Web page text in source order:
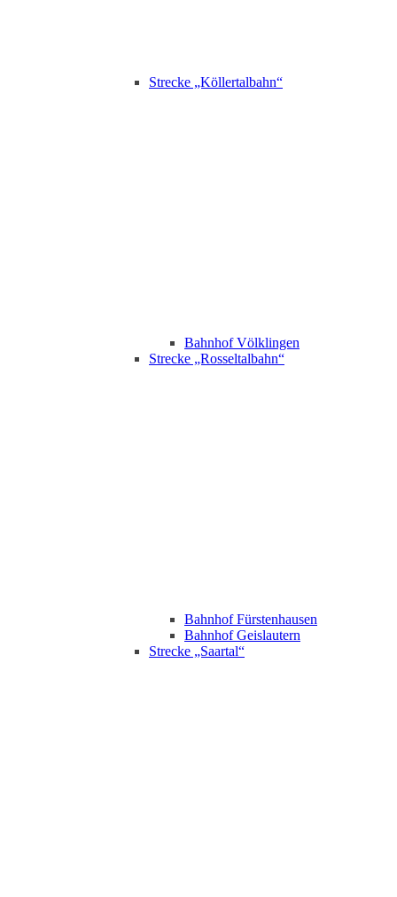
Strecke „Köllertalbahn“
Bahnhof Völklingen
Strecke „Rosseltalbahn“
Bahnhof Fürstenhausen
Bahnhof Geislautern
Strecke „Saartal“